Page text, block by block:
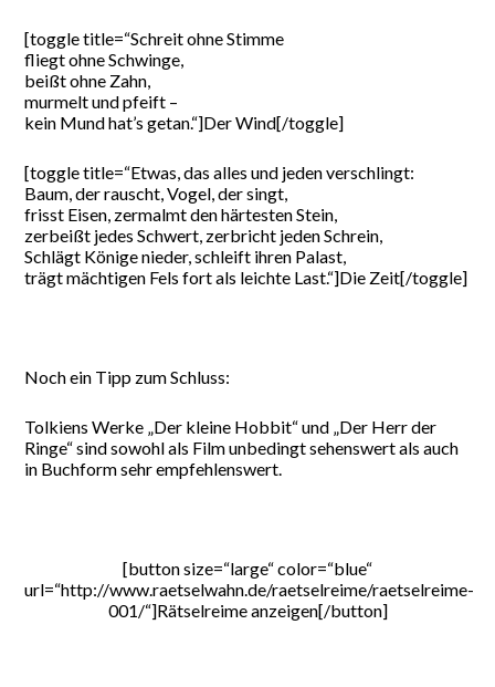
[toggle title=“Schreit ohne Stimme
fliegt ohne Schwinge,
beißt ohne Zahn,
murmelt und pfeift –
kein Mund hat’s getan.“]Der Wind[/toggle]
[toggle title=“Etwas, das alles und jeden verschlingt:
Baum, der rauscht, Vogel, der singt,
frisst Eisen, zermalmt den härtesten Stein,
zerbeißt jedes Schwert, zerbricht jeden Schrein,
Schlägt Könige nieder, schleift ihren Palast,
trägt mächtigen Fels fort als leichte Last.“]Die Zeit[/toggle]
Noch ein Tipp zum Schluss:
Tolkiens Werke „Der kleine Hobbit“ und „Der Herr der
Ringe“ sind sowohl als Film unbedingt sehenswert als auch
in Buchform sehr empfehlenswert.
[button size=“large“ color=“blue“
url=“http://www.raetselwahn.de/raetselreime/raetselreime-
001/“]Rätselreime anzeigen[/button]